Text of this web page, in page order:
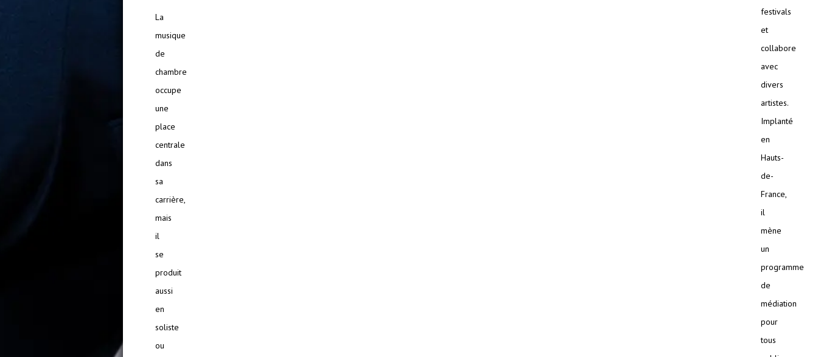
La
musique
de
chambre
occupe
une
place
centrale
dans
sa
carrière,
mais
il
se
produit
aussi
en
soliste
ou
festivals
et
collabore
avec
divers
artistes.
Implanté
en
Hauts-
de-
France,
il
mène
un
programme
de
médiation
pour
tous